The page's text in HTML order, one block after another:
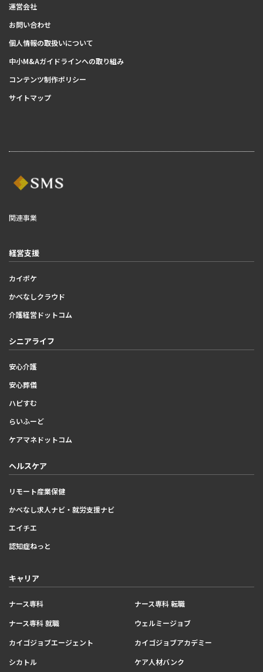
運営会社
お問い合わせ
個人情報の取扱いについて
中小M&Aガイドラインへの取り組み
コンテンツ制作ポリシー
サイトマップ
関連事業
経営支援
カイポケ
かべなしクラウド
介護経営ドットコム
シニアライフ
安心介護
安心葬儀
ハピすむ
らいふーど
ケアマネドットコム
ヘルスケア
リモート産業保健
かべなし求人ナビ・就労支援ナビ
エイチエ
認知症ねっと
キャリア
ナース専科
ナース専科 転職
ナース専科 就職
ウェルミージョブ
カイゴジョブエージェント
カイゴジョブアカデミー
シカトル
ケア人材バンク